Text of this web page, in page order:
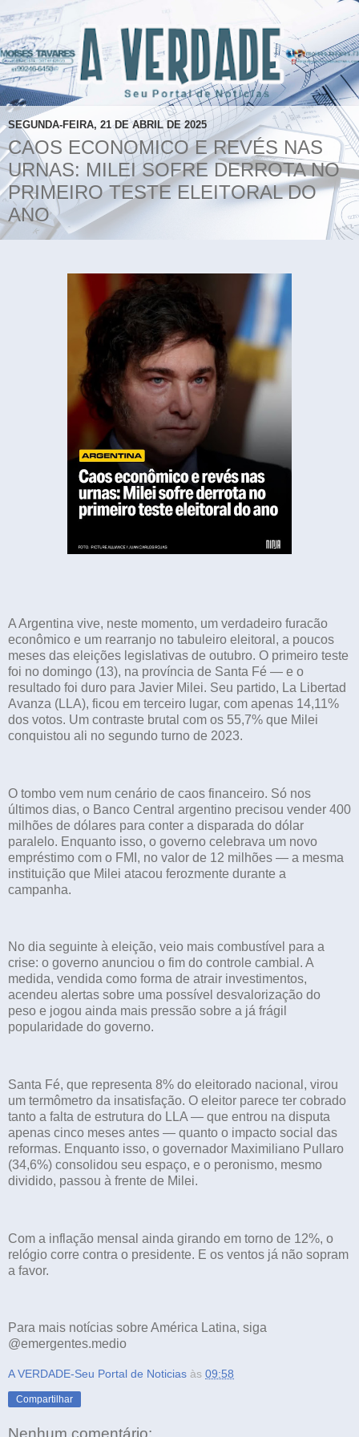
SEGUNDA-FEIRA, 21 DE ABRIL DE 2025
CAOS ECONOMICO E REVÉS NAS
URNAS: MILEI SOFRE DERROTA NO
PRIMEIRO TESTE ELEITORAL DO
ANO
A Argentina vive, neste momento, um verdadeiro furacão
econômico e um rearranjo no tabuleiro eleitoral, a poucos
meses das eleições legislativas de outubro. O primeiro teste
foi no domingo (13), na província de Santa Fé — e o
resultado foi duro para Javier Milei. Seu partido, La Libertad
Avanza (LLA), ficou em terceiro lugar, com apenas 14,11%
dos votos. Um contraste brutal com os 55,7% que Milei
conquistou ali no segundo turno de 2023.
O tombo vem num cenário de caos financeiro. Só nos
últimos dias, o Banco Central argentino precisou vender 400
milhões de dólares para conter a disparada do dólar
paralelo. Enquanto isso, o governo celebrava um novo
empréstimo com o FMI, no valor de 12 milhões — a mesma
instituição que Milei atacou ferozmente durante a
campanha.
No dia seguinte à eleição, veio mais combustível para a
crise: o governo anunciou o fim do controle cambial. A
medida, vendida como forma de atrair investimentos,
acendeu alertas sobre uma possível desvalorização do
peso e jogou ainda mais pressão sobre a já frágil
popularidade do governo.
Santa Fé, que representa 8% do eleitorado nacional, virou
um termômetro da insatisfação. O eleitor parece ter cobrado
tanto a falta de estrutura do LLA — que entrou na disputa
apenas cinco meses antes — quanto o impacto social das
reformas. Enquanto isso, o governador Maximiliano Pullaro
(34,6%) consolidou seu espaço, e o peronismo, mesmo
dividido, passou à frente de Milei.
Com a inflação mensal ainda girando em torno de 12%, o
relógio corre contra o presidente. E os ventos já não sopram
a favor.
Para mais notícias sobre América Latina, siga
@emergentes.medio
A VERDADE-Seu Portal de Noticias às 09:58
Compartilhar
Nenhum comentário: